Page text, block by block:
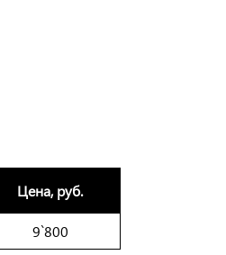
Цена, руб.
9`800